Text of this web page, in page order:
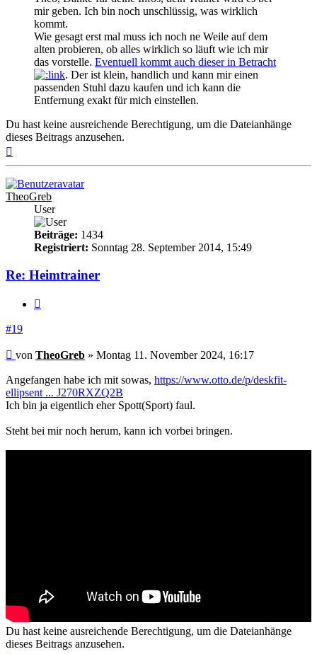
mir geben. Ich bin noch unschlüssig, was wirklich
kommt.
Wie gesagt erst mal muss ich noch ne Weile auf dem
alten probieren, ob alles wirklich so läuft wie ich mir
das vorstelle. Eventuell kommt auch dieser in Betracht
. Der ist klein, handlich und kann mir einen
passenden Stuhl dazu kaufen und ich kann die
Entfernung exakt für mich einstellen.
Du hast keine ausreichende Berechtigung, um die Dateianhänge
dieses Beitrags anzusehen.
TheoGreb
User
Beiträge: 1434
Registriert: Sonntag 28. September 2014, 15:49
Re: Heimtrainer
#19
Beitrag
von TheoGreb » Montag 11. November 2024, 16:17
Angefangen habe ich mit sowas, https://www.otto.de/p/deskfit-
ellipsent ... J270RXZQ2B
Ich bin ja eigentlich eher Spott(Sport) faul.
Steht bei mir noch herum, kann ich vorbei bringen.
Du hast keine ausreichende Berechtigung, um die Dateianhänge
dieses Beitrags anzusehen.